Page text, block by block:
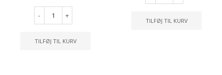
- +
TILFØJ TIL KURV
TILFØJ TIL KURV